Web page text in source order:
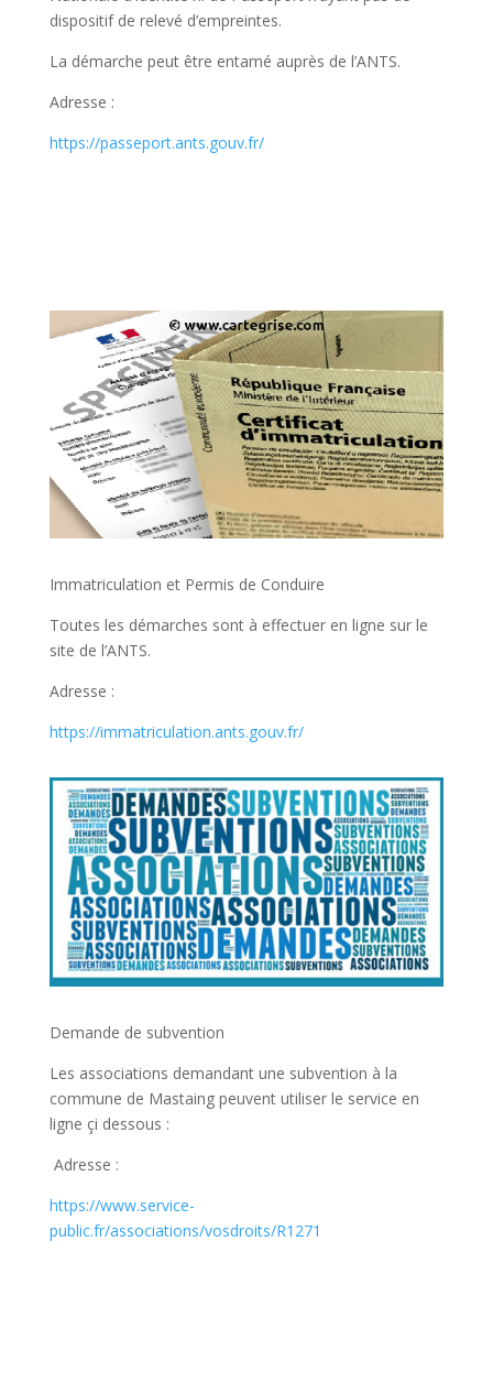
dispositif de relevé d’empreintes.
La démarche peut être entamé auprès de l’ANTS.
Adresse :
https://passeport.ants.gouv.fr/
Immatriculation et Permis de Conduire
Toutes les démarches sont à effectuer en ligne sur le
site de l’ANTS.
Adresse :
https://immatriculation.ants.gouv.fr/
Demande de subvention
Les associations demandant une subvention à la
commune de Mastaing peuvent utiliser le service en
ligne çi dessous :
Adresse :
https://www.service-
public.fr/associations/vosdroits/R1271